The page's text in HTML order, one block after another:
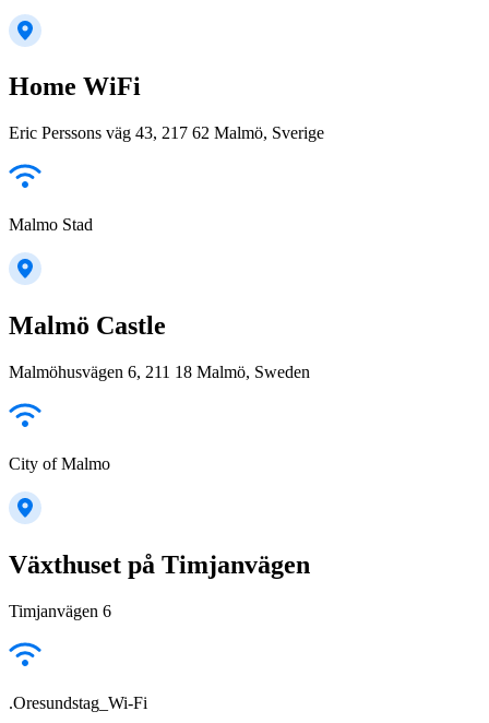
Home WiFi
Eric Perssons väg 43, 217 62 Malmö, Sverige
Malmo Stad
Malmö Castle
Malmöhusvägen 6, 211 18 Malmö, Sweden
City of Malmo
Växthuset på Timjanvägen
Timjanvägen 6
.Oresundstag_Wi-Fi